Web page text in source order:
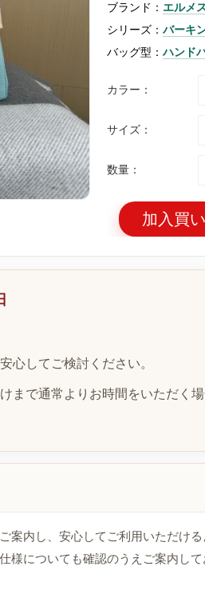
ブランド： エルメ
シリーズ： バーキ
バッグ型：ハンド
カラー：
サイズ：
数量：
加入買
心してご検討ください。
まで通常よりお時間をいただく
案内し、安心してご利用いただけ
様についても確認のうえご案内し